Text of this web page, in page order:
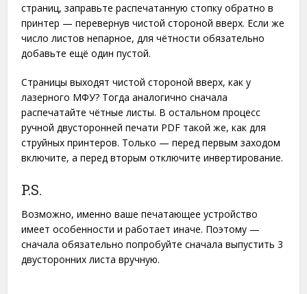
страниц, заправьте распечатанную стопку обратно в
принтер — перевернув чистой стороной вверх. Если же
число листов непарное, для чётности обязательно
добавьте ещё один пустой.
Страницы выходят чистой стороной вверх, как у
лазерного МФУ? Тогда аналогично сначала
распечатайте чётные листы. В остальном процесс
ручной двусторонней печати PDF такой же, как для
струйных принтеров. Только — перед первым заходом
включите, а перед вторым отключите инвертирование.
P.S.
Возможно, именно ваше печатающее устройство
имеет особенности и работает иначе. Поэтому —
сначала обязательно попробуйте сначала выпустить 3
двусторонних листа вручную.